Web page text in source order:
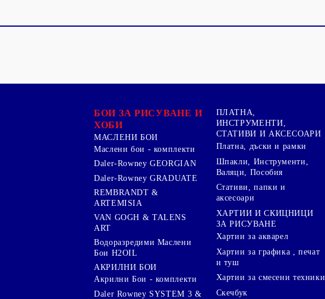
БОИ ЗА РИСУВАНЕ И
ХОБИ
МАСЛЕНИ БОИ
Маслени бои - комплекти
Daler-Rowney GEORGIAN
Daler-Rowney GRADUATE
REMBRANDT &
ARTEMISIA
VAN GOGH & TALENS
ART
Водоразредими Маслени
Бои H2OIL
АКРИЛНИ БОИ
Акрилни Бои - комплекти
Daler Rowney SYSTEM 3 &
ПЛАТНА,
ИНСТРУМЕНТИ,
СТАТИВИ И АКСЕСОАРИ
Платна, дъски и рамки
Шпакли, Инструменти,
Валяци, Пособия
Стативи, папки и
аксесоари
ХАРТИИ И СКИЦНИЦИ
ЗА РИСУВАНЕ
Хартии за акварел
Хартии за графика , печат
и туш
Хартии за смесени техники
Скечбук